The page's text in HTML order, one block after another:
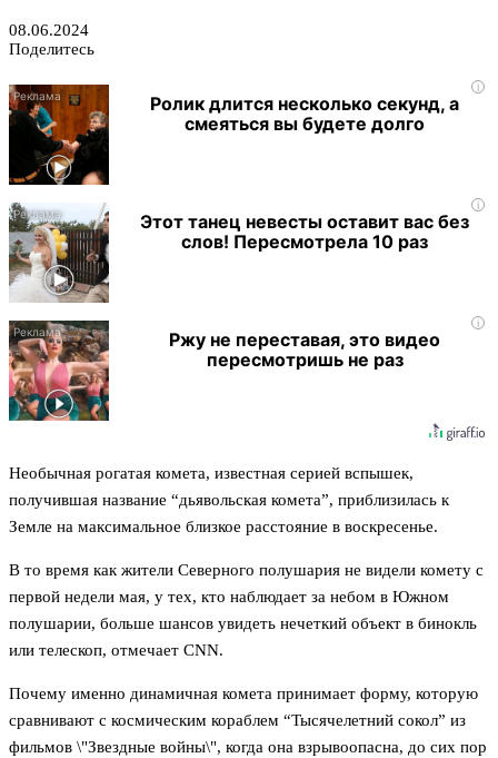
08.06.2024
Поделитесь
i
Ролик длится несколько секунд, а
смеяться вы будете долго
i
Этот танец невесты оставит вас без
слов! Пересмотрела 10 раз
i
Ржу не переставая, это видео
пересмотришь не раз
Необычная рогатая комета, известная серией вспышек,
получившая название “дьявольская комета”, приблизилась к
Земле на максимальное близкое расстояние в воскресенье.
В то время как жители Северного полушария не видели комету с
первой недели мая, у тех, кто наблюдает за небом в Южном
полушарии, больше шансов увидеть нечеткий объект в бинокль
или телескоп, отмечает CNN.
Почему именно динамичная комета принимает форму, которую
сравнивают с космическим кораблем “Тысячелетний сокол” из
фильмов \"Звездные войны\", когда она взрывоопасна, до сих пор